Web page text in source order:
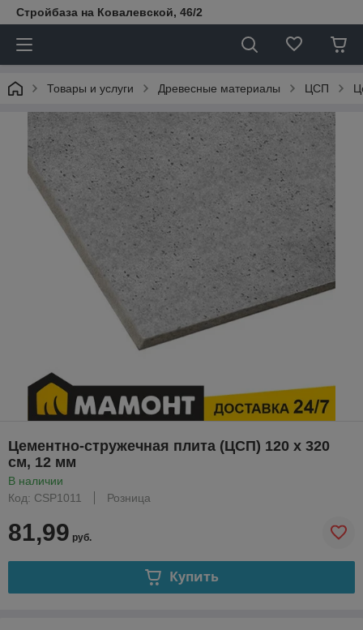
Стройбаза на Ковалевской, 46/2
Товары и услуги Древесные материалы ЦСП
Цементно-стружечная плита (ЦСП) 120 х 320
см, 12 мм
В наличии
Код: CSP1011
Розница
81,99 руб.
Купить